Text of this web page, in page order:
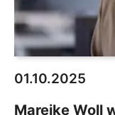
01.10.2025
Mareike Woll